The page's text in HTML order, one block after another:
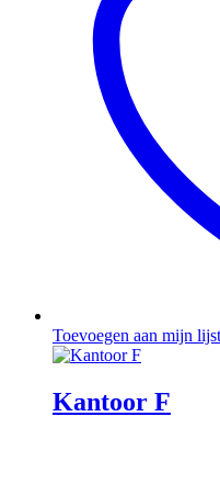
Toevoegen aan mijn
Kantoor F